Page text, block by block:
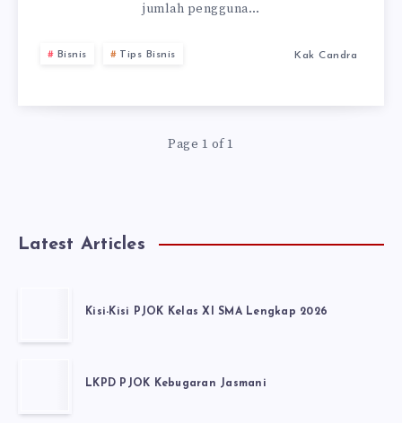
jumlah pengguna…
Bisnis Tips Bisnis Kak Candra
Page 1 of 1
Latest Articles
Kisi-Kisi PJOK Kelas XI SMA Lengkap 2026
LKPD PJOK Kebugaran Jasmani